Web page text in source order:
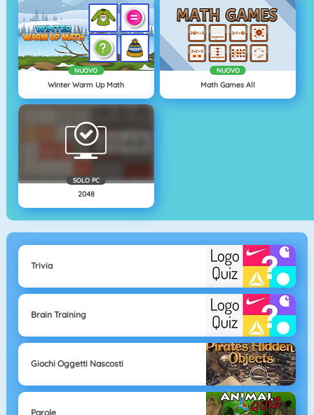
NUOVO
Winter Warm Up Math
NUOVO
Math Games All
SOLO PC
2048
Trivia
Brain Training
Giochi Oggetti Nascosti
Parole